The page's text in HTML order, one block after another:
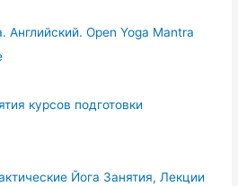
Open Yoga Mantra
курсов подготовки
Йога Занятия, Лекции